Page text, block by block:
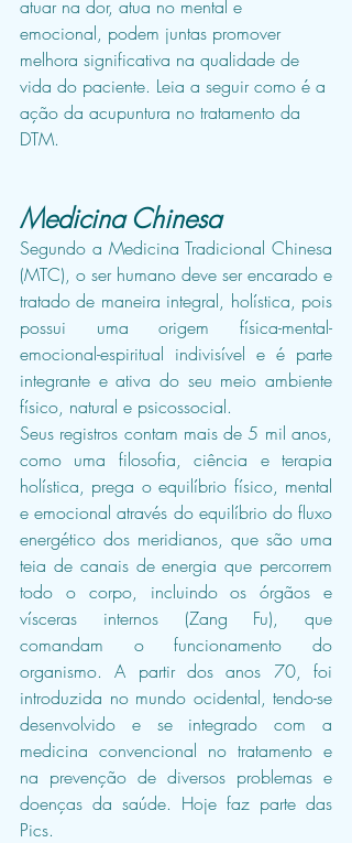
atuar na dor, atua no mental e
emocional, podem juntas promover
melhora significativa na qualidade de
vida do paciente. Leia a seguir como é a
ação da acupuntura no tratamento da
DTM.
Medicina Chinesa
Segundo a Medicina Tradicional Chinesa
(MTC), o ser humano deve ser encarado e
tratado de maneira integral, holística, pois
possui uma origem física-mental-
emocional-espiritual indivisível e é parte
integrante e ativa do seu meio ambiente
físico, natural e psicossocial.
Seus registros contam mais de 5 mil anos,
como uma filosofia, ciência e terapia
holística, prega o equilíbrio físico, mental
e emocional através do equilíbrio do fluxo
energético dos meridianos, que são uma
teia de canais de energia que percorrem
todo o corpo, incluindo os órgãos e
vísceras internos (Zang Fu), que
comandam o funcionamento do
organismo. A partir dos anos 70, foi
introduzida no mundo ocidental, tendo-se
desenvolvido e se integrado com a
medicina convencional no tratamento e
na prevenção de diversos problemas e
doenças da saúde. Hoje faz parte das
Pics.